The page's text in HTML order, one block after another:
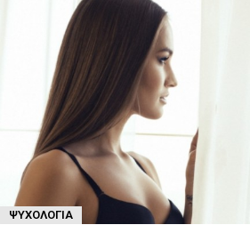
ΨΥΧΟΛΟΓΊΑ